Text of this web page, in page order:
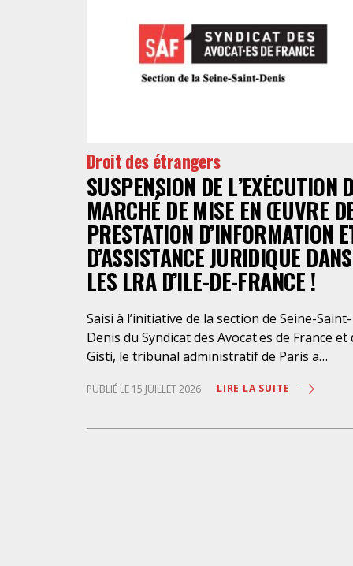
Droit des étrangers
SUSPENSION DE L’EXÉCUTION
MARCHÉ DE MISE EN ŒUVRE
PRESTATION D’INFORMATION
D’ASSISTANCE JURIDIQUE DANS
LES LRA D’ILE-DE-FRANCE !
Saisi à l’initiative de la section de Seine-Saint-
Denis du Syndicat des Avocat.es de France et
Gisti, le tribunal administratif de Paris a
marché public visant à la « mise en œuvre de
juridique des étrangers maintenus dans les
PUBLIÉ LE 15 JUILLET 2026 LIRE LA SUITE